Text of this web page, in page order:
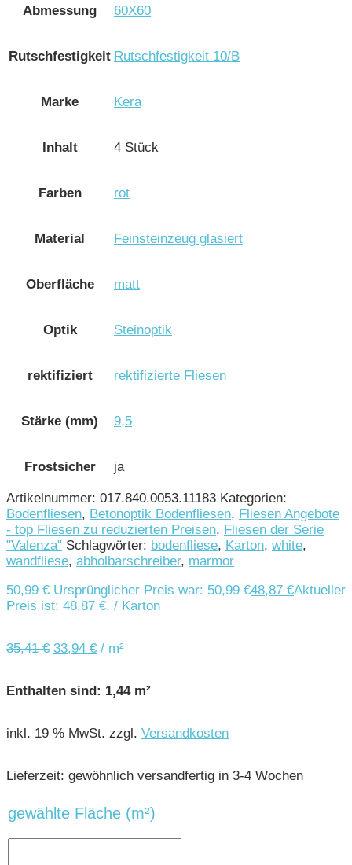
Abmessung 60X60
Rutschfestigkeit Rutschfestigkeit 10/B
Marke Kera
Inhalt 4 Stück
Farben rot
Material Feinsteinzeug glasiert
Oberfläche matt
Optik Steinoptik
rektifiziert rektifizierte Fliesen
Stärke (mm) 9,5
Frostsicher ja
Artikelnummer: 017.840.0053.11183 Kategorien:
Bodenfliesen, Betonoptik Bodenfliesen, Fliesen Angebote
- top Fliesen zu reduzierten Preisen, Fliesen der Serie
"Valenza" Schlagwörter: bodenfliese, Karton, white,
wandfliese, abholbarschreiber, marmor
50,99€ Ursprünglicher Preis war: 50,99 €48,87 €Aktueller
Preis ist: 48,87 €. / Karton
35,41€ 33,94 € / m²
Enthalten sind: 1,44 m²
inkl. 19 % MwSt. zzgl. Versandkosten
Lieferzeit: gewöhnlich versandfertig in 3-4 Wochen
gewählte Fläche (m²)